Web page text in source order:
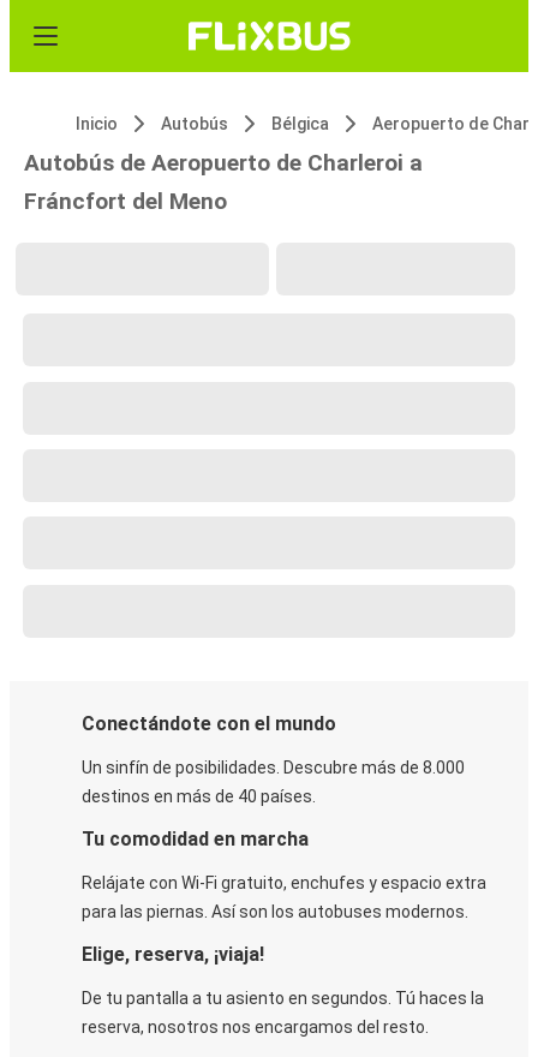
Inicio Autobús Bélgica
Autobús de Aeropuerto de Charleroi a
Fráncfort del Meno
Conectándote con el mundo
Un sinfín de posibilidades. Descubre más de 8.000
destinos en más de 40 países.
Tu comodidad en marcha
Relájate con Wi-Fi gratuito, enchufes y espacio extra
para las piernas. Así son los autobuses modernos.
Elige, reserva, ¡viaja!
De tu pantalla a tu asiento en segundos. Tú haces la
reserva, nosotros nos encargamos del resto.